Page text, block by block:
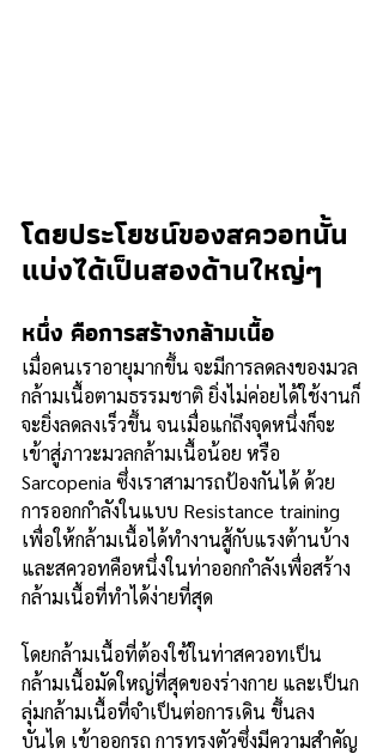
โดยประโยชน์ของสควอทนั้น
แบ่งได้เป็นสองด้านใหญ่ๆ
หนึ่ง คือการสร้างกล้ามเนื้อ
เมื่อคนเราอายุมากขึ้น จะมีการลดลงของมวล
กล้ามเนื้อตามธรรมชาติ ยิ่งไม่ค่อยได้ใช้งานก็
จะยิ่งลดลงเร็วขึ้น จนเมื่อแก่ถึงจุดหนึ่งก็จะ
เข้าสู่ภาวะมวลกล้ามเนื้อน้อย หรือ
Sarcopenia ซึ่งเราสามารถป้องกันได้ ด้วย
การออกกำลังในแบบ Resistance training
เพื่อให้กล้ามเนื้อได้ทำงานสู้กับแรงต้านบ้าง
และสควอทคือหนึ่งในท่าออกกำลังเพื่อสร้าง
กล้ามเนื้อที่ทำได้ง่ายที่สุด
โดยกล้ามเนื้อที่ต้องใช้ในท่าสควอทเป็น
กล้ามเนื้อมัดใหญ่ที่สุดของร่างกาย และเป็นก
ลุ่มกล้ามเนื้อที่จำเป็นต่อการเดิน ขึ้นลง
บันได เข้าออกรถ การทรงตัวซึ่งมีความสำคัญ